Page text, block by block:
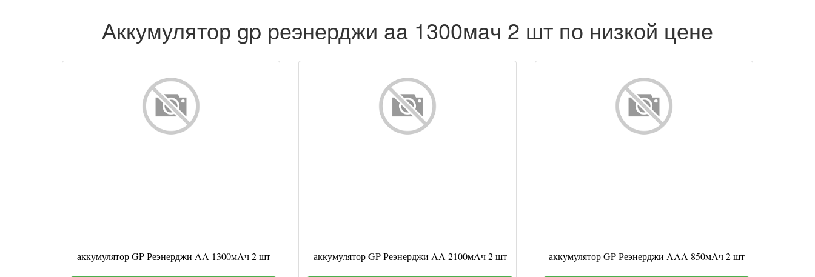
Аккумулятор gp реэнерджи aa 1300мaч 2 шт по низкой цене
аккумулятор GP Реэнерджи AA 1300мAч 2 шт аккумулятор GP Реэнерджи AA 2100мAч 2 шт аккумулятор GP Реэнерджи AAA 850мAч 2 шт